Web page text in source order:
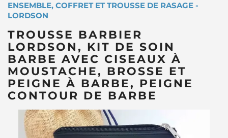
ENSEMBLE, COFFRET ET TROUSSE DE RASAGE -
LORDSON
TROUSSE BARBIER
LORDSON, KIT DE SOIN
BARBE AVEC CISEAUX À
MOUSTACHE, BROSSE ET
PEIGNE À BARBE, PEIGNE
CONTOUR DE BARBE